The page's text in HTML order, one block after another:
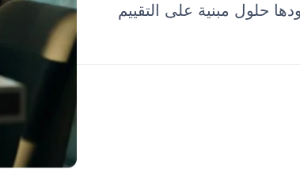
حلول مبنية على التقييم